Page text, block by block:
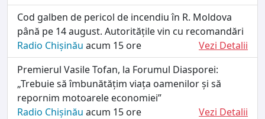
Cod galben de pericol de incendiu în R. Moldova
până pe 14 august. Autoritățile vin cu recomandări
Radio Chișinău acum 15 ore
Vezi Detalii
Premierul Vasile Tofan, la Forumul Diasporei:
„Trebuie să îmbunătățim viața oamenilor și să
repornim motoarele economiei”
Radio Chișinău acum 15 ore
Vezi Detalii